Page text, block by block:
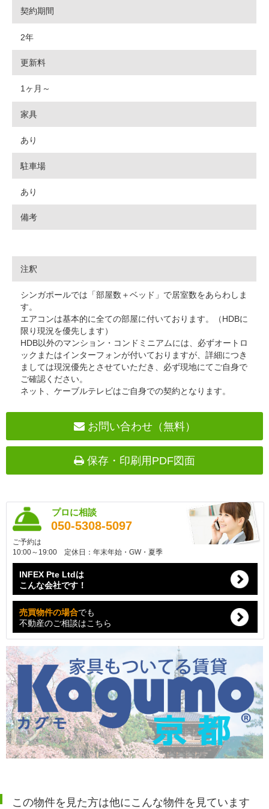
契約期間
2年
更新料
1ヶ月～
家具
あり
駐車場
あり
備考
注釈
シンガポールでは「部屋数＋ベッド」で居室数をあらわしま
す。
エアコンは基本的に全ての部屋に付いております。（HDBに
限り現況を優先します）
HDB以外のマンション・コンドミニアムには、必ずオートロ
ックまたはインターフォンが付いておりますが、詳細につき
ましては現況優先とさせていただき、必ず現地にてご自身で
ご確認ください。
ネット、ケーブルテレビはご自身での契約となります。
お問い合わせ（無料）
保存・印刷用PDF図面
プロに相談
ご予約は
050-5308-5097
10:00～19:00 定休日：年末年始・GW・夏季
INFEX Pte Ltdは
こんな会社です！
売買物件の場合でも
不動産のご相談はこちら
この物件を見た方は他にこんな物件を見ています